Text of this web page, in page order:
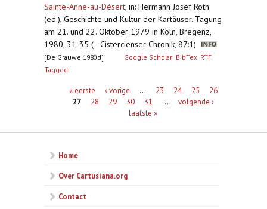
Sainte-Anne-au-Désert, in: Hermann Josef Roth
(ed.), Geschichte und Kultur der Kartäuser. Tagung
am 21. und 22. Oktober 1979 in Köln, Bregenz,
1980, 31-35 (= Cistercienser Chronik, 87:1)
[De Grauwe 1980d] Google Scholar BibTex RTF
Tagged
Pagina's« eerste ‹ vorige … 23 24 25
26
27
28 29 30 31 …
volgende ›
laatste »
Home
Over Cartusiana.org
Contact